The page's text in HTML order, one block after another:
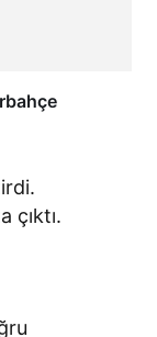
çıktı.